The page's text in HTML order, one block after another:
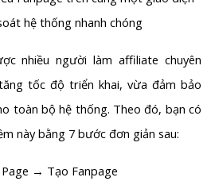
hệ thống nhanh chóng
nhiều người làm affiliate chuyên
tốc độ triển khai, vừa đảm bảo
toàn bộ hệ thống. Theo đó, bạn có
này bằng 7 bước đơn giản sau:
Page → Tạo Fanpage